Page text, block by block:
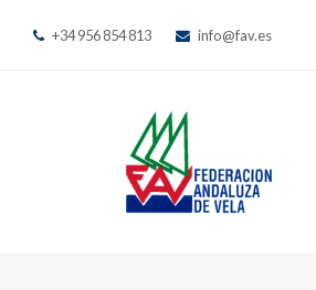
+34 956 854 813 info@fav.es